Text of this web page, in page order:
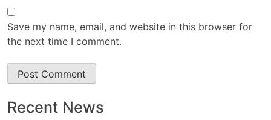
Save my name, email, and website in this browser for
the next time I comment.
Recent News